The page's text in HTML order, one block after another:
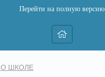
Перейти на полную версию
О ШКОЛЕ